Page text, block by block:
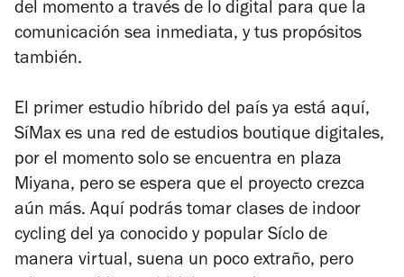
del momento a través de lo digital para que la
comunicación sea inmediata, y tus propósitos
también.
El primer estudio híbrido del país ya está aquí,
SíMax es una red de estudios boutique digitales,
por el momento solo se encuentra en plaza
Miyana, pero se espera que el proyecto crezca
aún más. Aquí podrás tomar clases de indoor
cycling del ya conocido y popular Síclo de
manera virtual, suena un poco extraño, pero